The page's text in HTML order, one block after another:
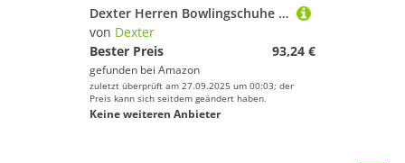
Dexter Herren Bowlingschuhe Wyoming - Lt Grey/White 12
von Dexter
Bester Preis
93,24 €
gefunden bei Amazon
zuletzt überprüft am 27.09.2025 um 00:03; der
Preis kann sich seitdem geändert haben.
Keine weiteren Anbieter